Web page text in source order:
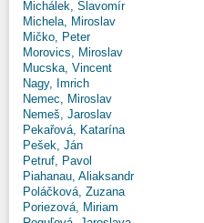
Michálek, Slavomír
Michela, Miroslav
Mičko, Peter
Morovics, Miroslav
Mucska, Vincent
Nagy, Imrich
Nemec, Miroslav
Nemeš, Jaroslav
Pekařová, Katarína
Pešek, Ján
Petruf, Pavol
Piahanau, Aliaksandr
Poláčková, Zuzana
Poriezová, Miriam